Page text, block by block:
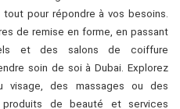
pour répondre à vos besoins.
de remise en forme, en passant
et des salons de coiffure
soin de soi à Dubai. Explorez
visage, des massages ou des
de beauté et services